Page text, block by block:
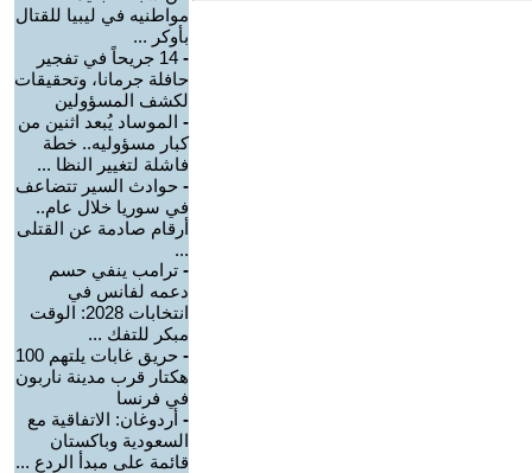
مواطنيه في ليبيا للقتال
بأوكر ...
-
14 جريحاً في تفجير
حافلة جرمانا، وتحقيقات
لكشف المسؤولين
- الموساد يُبعد اثنين من
كبار مسؤوليه.. خطة
فاشلة لتغيير النظا ...
- حوادث السير تتضاعف
في سوريا خلال عام..
أرقام صادمة عن القتلى
...
- ترامب ينفي حسم
دعمه لفانس في
انتخابات 2028: الوقت
مبكر للتفك ...
-
حريق غابات يلتهم 100
هكتار قرب مدينة ناربون
في فرنسا
- أردوغان: الاتفاقية مع
السعودية وباكستان
قائمة على مبدأ الردع ...